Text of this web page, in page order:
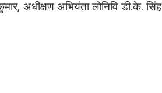
अधीक्षण अभियंता लोनिवि डी.के. सिंह